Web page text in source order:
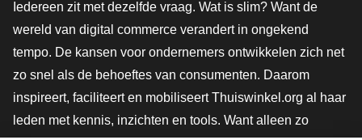
Iedereen zit met dezelfde vraag. Wat is slim? Want de
wereld van digital commerce verandert in ongekend
tempo. De kansen voor ondernemers ontwikkelen zich net
zo snel als de behoeftes van consumenten. Daarom
inspireert, faciliteert en mobiliseert Thuiswinkel.org al haar
leden met kennis, inzichten en tools. Want alleen zo